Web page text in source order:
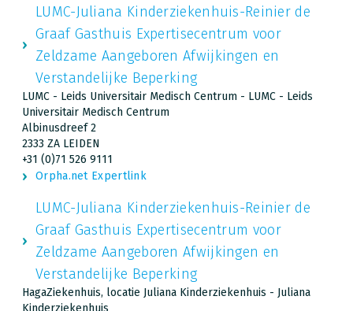
LUMC-Juliana Kinderziekenhuis-Reinier de
Graaf Gasthuis Expertisecentrum voor
Zeldzame Aangeboren Afwijkingen en
Verstandelijke Beperking
LUMC - Leids Universitair Medisch Centrum - LUMC - Leids
Universitair Medisch Centrum
Albinusdreef 2
2333 ZA LEIDEN
+31 (0)71 526 9111
Orpha.net Expertlink
LUMC-Juliana Kinderziekenhuis-Reinier de
Graaf Gasthuis Expertisecentrum voor
Zeldzame Aangeboren Afwijkingen en
Verstandelijke Beperking
HagaZiekenhuis, locatie Juliana Kinderziekenhuis - Juliana
Kinderziekenhuis